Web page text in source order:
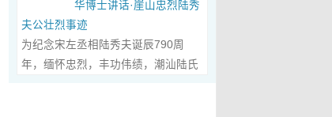
里，悄悄埋下了一个成为画家的梦
想，那份对美与生俱来的向往，对艺
术纯粹的执着，从此在心底生根发
芽，成为贯穿我一生的精神底色。...
色，在宣纸上晕染出“手术刀与毛笔共
舞”的传奇。当他谈及篆隶的古拙如钟
鼎锈迹、草书的狂放似惊鸿掠水，严
谨的学术脉络里忽然漫出诗意：“医学
（香港）文创观光协会常务副会长、
江西省旅港同乡会常务副会长朱国华
先生的邀请，前往参观了贵会会所。
活动中，方秋云会长、朱国华常务副
荟萃海内外书法名家佳作约二百五十
件，汇聚台湾近两百位书家，及全球
十余国家和地区四十二位国际名家；
华博士讲话·崖山忠烈陆秀
夫公壮烈事迹
为纪念宋左丞相陆秀夫诞辰790周
年，缅怀忠烈，丰功伟绩，潮汕陆氏